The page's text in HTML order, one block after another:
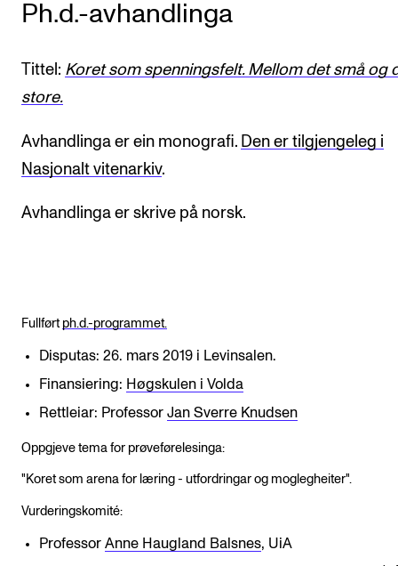
Ph.d.-avhandlinga
Tittel: Koret som spenningsfelt. Mellom det små og
store.
Avhandlinga er ein monografi. Den er tilgjengeleg i
Nasjonalt vitenarkiv.
Avhandlinga er skrive på norsk.
Fullført ph.d.-programmet.
Disputas: 26. mars 2019 i Levinsalen.
Finansiering: Høgskulen i Volda
Rettleiar: Professor Jan Sverre Knudsen
Oppgjeve tema for prøveførelesinga:
"Koret som arena for læring - utfordringar og moglegheiter".
Vurderingskomité:
Professor Anne Haugland Balsnes, UiA